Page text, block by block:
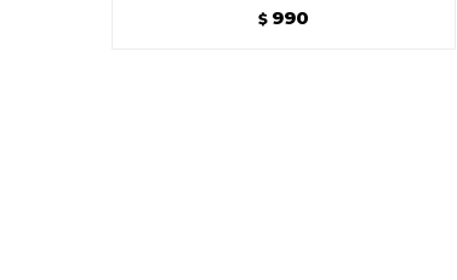
$ 990